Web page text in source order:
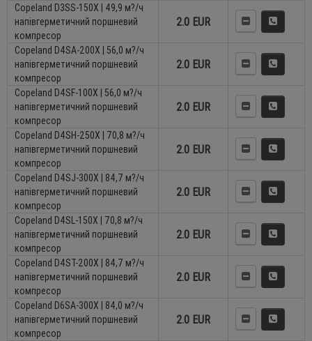
Copeland D3SS-150X | 49,9 м?/ч
напівгерметичний поршневий
компресор
2.0 EUR
Copeland D4SA-200X | 56,0 м?/ч
напівгерметичний поршневий
компресор
2.0 EUR
Copeland D4SF-100X | 56,0 м?/ч
напівгерметичний поршневий
компресор
2.0 EUR
Copeland D4SH-250X | 70,8 м?/ч
напівгерметичний поршневий
компресор
2.0 EUR
Copeland D4SJ-300X | 84,7 м?/ч
напівгерметичний поршневий
компресор
2.0 EUR
Copeland D4SL-150X | 70,8 м?/ч
напівгерметичний поршневий
компресор
2.0 EUR
Copeland D4ST-200X | 84,7 м?/ч
напівгерметичний поршневий
компресор
2.0 EUR
Copeland D6SA-300X | 84,0 м?/ч
напівгерметичний поршневий
компресор
2.0 EUR